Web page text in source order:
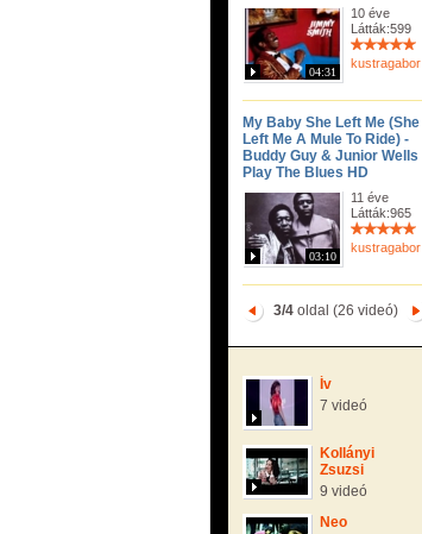
04:31
10 éve
Látták:599
kustragabor
My Baby She Left Me (She
Left Me A Mule To Ride) -
Buddy Guy & Junior Wells
Play The Blues HD
03:10
11 éve
Látták:965
kustragabor
3/4oldal (26 videó)
Ív
7 videó
Kollányi
Zsuzsi
9 videó
Neo